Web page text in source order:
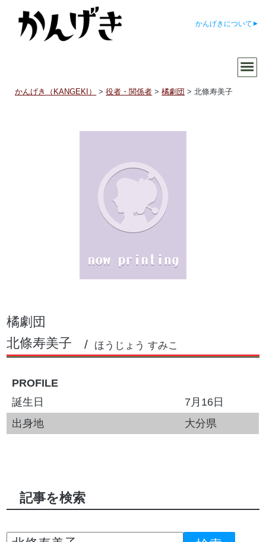
かんげきについて
かんげき（KANGEKI） >役者・関係者 >橘劇団 >北條寿美子
橘劇団
北條寿美子
ほうじょう すみこ
PROFILE
誕生日
7月16日
出身地
大分県
記事を検索